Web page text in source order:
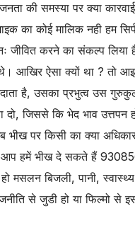
की समस्या पर क्या
का कोई मालिक नही हम
जीवित करने का संकल्प
आखिर ऐसा क्यों था ? तो
है, उसका प्रभुत्व उस
दो, जिससे कि भेद भाव
भीख पर किसी का क्या
हमें भीख दे सकते हैं
मसलन बिजली, पानी,
से जुडी हो या फिल्मो से